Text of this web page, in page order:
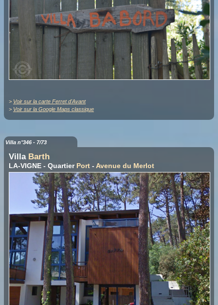
> Voir sur la carte Ferret d'Avant
> Voir sur la Google Maps classique
Villa n°346 - 7/73
Villa Barth
LA-VIGNE - Quartier Port - Avenue du Merlot